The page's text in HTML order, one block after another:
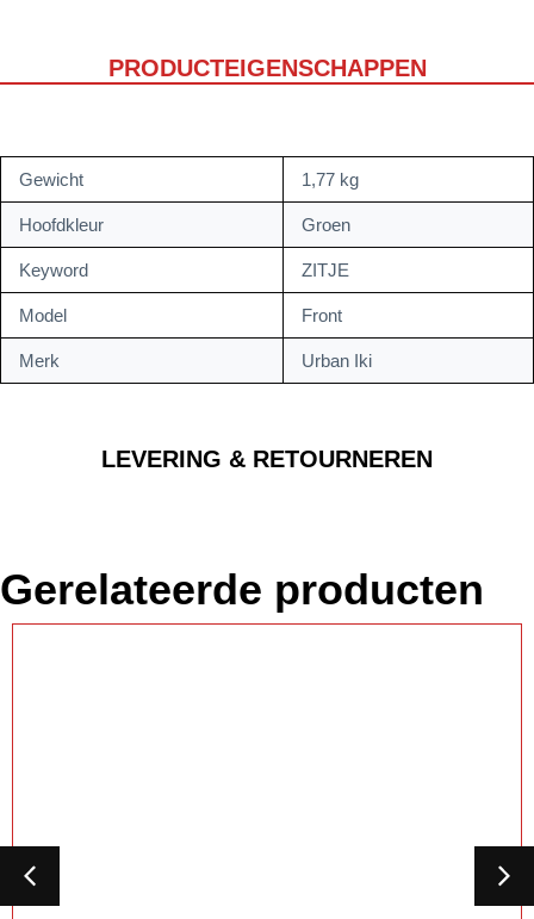
PRODUCTEIGENSCHAPPEN
LEVERING & RETOURNEREN
Gewicht 1,77 kg
Hoofdkleur Groen
Keyword ZITJE
Model Front
Merk Urban Iki
Gerelateerde producten